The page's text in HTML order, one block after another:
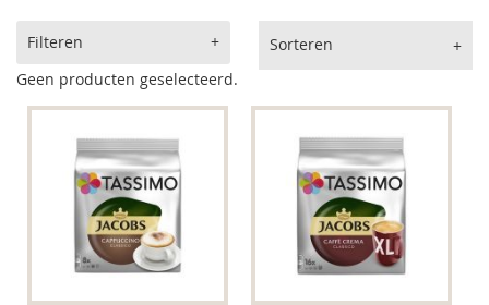
Sorteren
Producten vergelijken
Geen producten geselecteerd.
Filteren